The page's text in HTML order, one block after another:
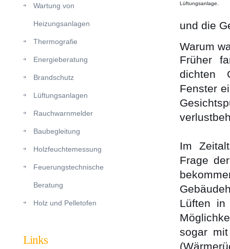
Lüftungsanlage.
und die
Warum
Früher
dichten
Fenster
Im
Frage
Lüften
sogar
Wartung von
Heizungsanlagen
Thermografie
Energieberatung
Brandschutz
Lüftungsanlagen
Rauchwarnmelder
Baubegleitung
Holzfeuchtemessung
Feuerungstechnische
Beratung
Holz und Pelletofen
Links